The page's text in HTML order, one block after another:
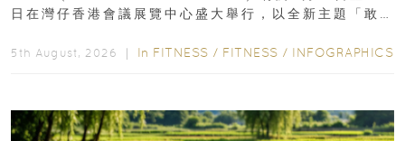
日在灣仔香港會議展覽中心盛大舉行，以全新主題「敢
5th August, 2026 ｜ In FITNESS / FITNESS / INFOGRAPHICS